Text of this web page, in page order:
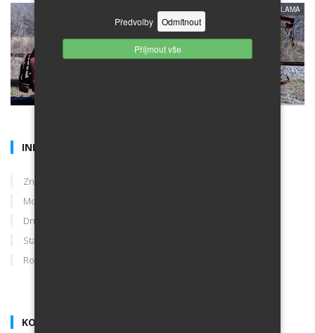
Předvolby Odmítnout
Příjmout vše
REKLAMA
INFORMACE O INZERÁTU
Značka
Model
Druh
Stav
Rok výroby
KONTAKT NA PRODEJCE